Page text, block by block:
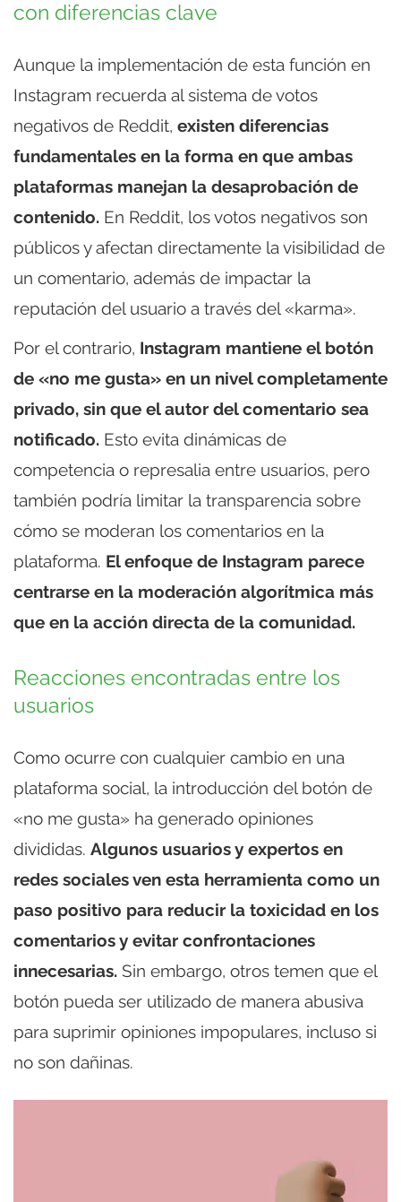
con diferencias clave
Aunque la implementación de esta función en
Instagram recuerda al sistema de votos
negativos de Reddit, existen diferencias
fundamentales en la forma en que ambas
plataformas manejan la desaprobación de
contenido. En Reddit, los votos negativos son
públicos y afectan directamente la visibilidad de
un comentario, además de impactar la
reputación del usuario a través del «karma».
Por el contrario, Instagram mantiene el botón
de «no me gusta» en un nivel completamente
privado, sin que el autor del comentario sea
notificado. Esto evita dinámicas de
competencia o represalia entre usuarios, pero
también podría limitar la transparencia sobre
cómo se moderan los comentarios en la
plataforma. El enfoque de Instagram parece
centrarse en la moderación algorítmica más
que en la acción directa de la comunidad.
Reacciones encontradas entre los
usuarios
Como ocurre con cualquier cambio en una
plataforma social, la introducción del botón de
«no me gusta» ha generado opiniones
divididas. Algunos usuarios y expertos en
redes sociales ven esta herramienta como un
paso positivo para reducir la toxicidad en los
comentarios y evitar confrontaciones
innecesarias. Sin embargo, otros temen que el
botón pueda ser utilizado de manera abusiva
para suprimir opiniones impopulares, incluso si
no son dañinas.